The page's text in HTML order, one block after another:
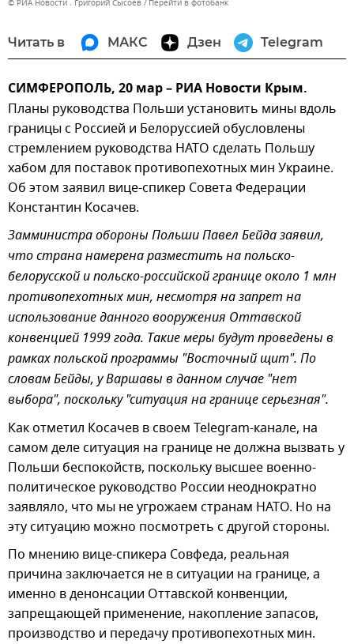
© РИА Новости . Григорий Сысоев Перейти в фотобанк
Читать в МАКС Дзен Telegram
СИМФЕРОПОЛЬ, 20 мар – РИА Новости Крым.
Планы руководства Польши установить мины вдоль
границы с Россией и Белоруссией обусловлены
стремлением руководства НАТО сделать Польшу
хабом для поставок противопехотных мин Украине.
Об этом заявил вице-спикер Совета Федерации
Константин Косачев.
Замминистра обороны Польши Павел Бейда заявил,
что страна намерена разместить на польско-
белорусской и польско-российской границе около 1 млн
противопехотных мин, несмотря на запрет на
использование данного вооружения Оттавской
конвенцией 1999 года. Такие меры будут проведены в
рамках польской программы "Восточный щит". По
словам Бейды, у Варшавы в данном случае "нет
выбора", поскольку "ситуация на границе серьезная".
Как отметил Косачев в своем Telegram-канале, на
самом деле ситуация на границе не должна вызвать у
Польши беспокойств, поскольку высшее военно-
политическое руководство России неоднократно
заявляло, что мы не угрожаем странам НАТО. Но на
эту ситуацию можно посмотреть с другой стороны.
По мнению вице-спикера Совфеда, реальная
причина заключается не в ситуации на границе, а
именно в денонсации Оттавской конвенции,
запрещающей применение, накопление запасов,
производство и передачу противопехотных мин.